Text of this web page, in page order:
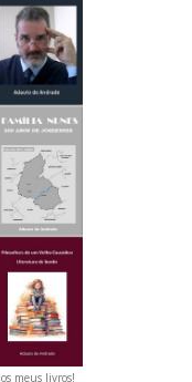
meus livros!